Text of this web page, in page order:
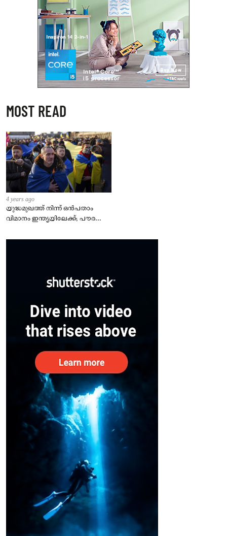
MOST READ
4 years ago
യുദ്ധമുഖത്ത് നിന്ന് ഒൻപതാം
വിമാനം ഇന്ത്യയിലേക്ക്; പൗരന്മാർ
– കേന്ദ്രം